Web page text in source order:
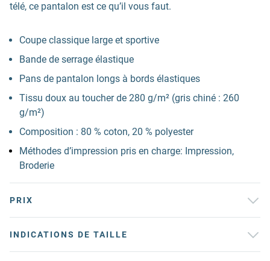
télé, ce pantalon est ce qu’il vous faut.
Coupe classique large et sportive
Bande de serrage élastique
Pans de pantalon longs à bords élastiques
Tissu doux au toucher de 280 g/m² (gris chiné : 260
g/m²)
Composition : 80 % coton, 20 % polyester
Méthodes d’impression pris en charge: Impression,
Broderie
PRIX
INDICATIONS DE TAILLE